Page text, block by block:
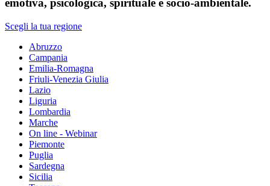
emotiva, psicologica, spirituale e socio-ambientale.
Scegli la tua regione
Abruzzo
Campania
Emilia-Romagna
Friuli-Venezia Giulia
Lazio
Liguria
Lombardia
Marche
On line - Webinar
Piemonte
Puglia
Sardegna
Sicilia